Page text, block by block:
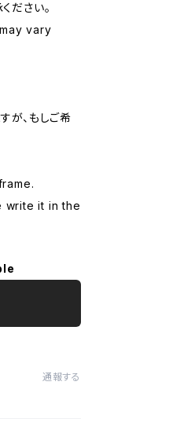
ださい。
vary
が、もしご希
write it in the
通報する